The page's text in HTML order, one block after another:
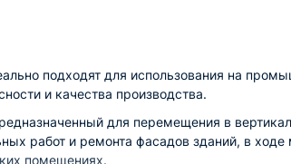
подходят для использования на
и качества производства.
для перемещения в
работ и ремонта фасадов зданий, в
помещениях.